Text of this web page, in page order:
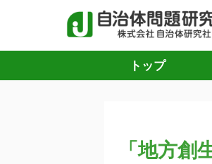
トップ
「地方